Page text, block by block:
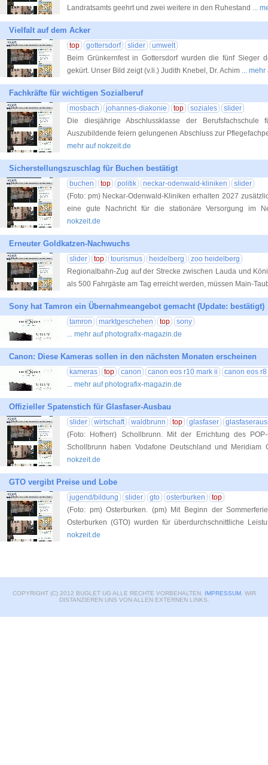
Landratsamts geehrt und zwei weitere in den Ruhestand ...
Vielfalt auf dem Acker
top gottersdorf slider
umwelt
Beim Grünkernfest in Gottersdorf wurden die fünf Sieger
gekürt. Unser Bild zeigt (v.li.) Judith Knebel, Dr. Achim ...
Fachkräfte für wichtigen Sozialberuf
mosbach johannes-diakonie top soziales
slider
Die diesjährige Abschlussklasse der
Auszubildende feiern gelungenen Abschluss zur
mehr auf nokzeit.de
Sicherstellungszuschlag für Buchen bestätigt
buchen top politik neckar-odenwald-kliniken
slider
(Foto: pm) Neckar-Odenwald-Kliniken erhalten 2027
eine gute Nachricht für die stationäre Versorgung im
nokzeit.de
Erneuter Goldkatzen-Nachwuchs
slider top tourismus heidelberg
zoo heidelberg
Regionalbahn-Zug auf der Strecke zwischen Lauda und
als 500 Fahrgäste am Tag erreicht werden, müssen Main-
Sony hat Tamron ein Übernahmeangebot gemacht (Update: bestätigt)
tamron marktgeschehen top
sony
... mehr auf photografix-magazin.de
Canon: Diese Kameras sollen in den nächsten Monaten erscheinen
kameras top canon canon eos r10 mark ii
canon eos
... mehr auf photografix-magazin.de
Offizieller Spatenstich für Glasfaser-Ausbau
slider wirtschaft waldbrunn top glasfaser
(Foto: Hofherr) Schollbrunn. Mit der Errichtung des
Schollbrunn haben Vodafone Deutschland und Meridiam
nokzeit.de
GTO vergibt Preise und Lobe
jugend/bildung slider gto osterburken
top
(Foto: pm) Osterburken. (pm) Mit Beginn der
Osterburken (GTO) wurden für überdurchschnittliche
nokzeit.de
COPYRIGHT (C) 2012 BUGLET UG ALLE RECHTE VORBEHALTEN. IMPRESSUM. WIR
DISTANZIEREN UNS VON ALLEN EXTERNEN LINKS.